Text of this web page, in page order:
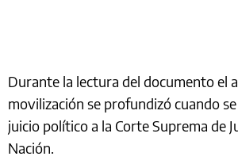
Durante la lectura del documento el
movilización se profundizó cuando
juicio político a la Corte Suprema de
Nación.